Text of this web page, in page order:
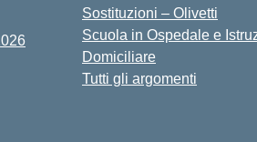
Sostituzioni – Olivetti
Scuola in Ospedale e
Domiciliare
Tutti gli argomenti